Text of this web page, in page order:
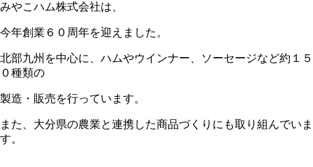
みやこハム株式会社は、
今年創業６０周年を迎えました。
北部九州を中心に、ハムやウインナー、ソーセージなど約１５
０種類の
製造・販売を行っています。
また、大分県の農業と連携した商品づくりにも取り組んでいま
す。